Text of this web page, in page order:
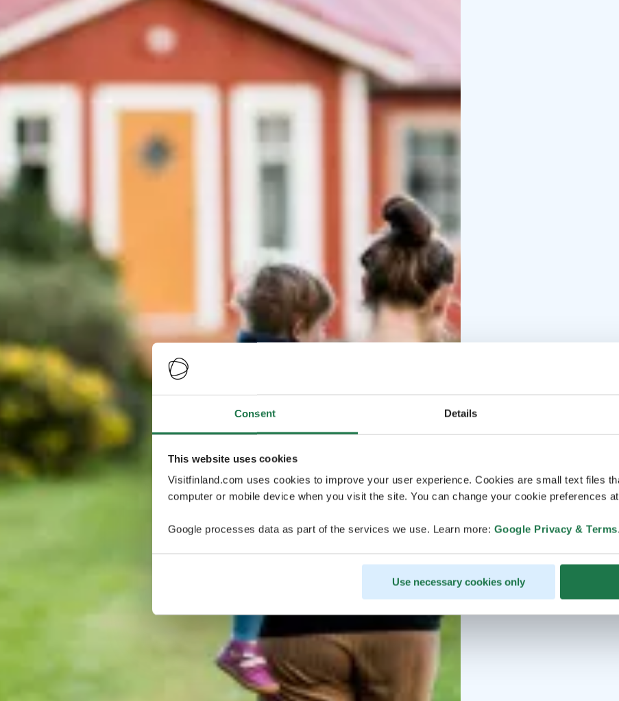
Consent Details
This website uses cookies
Visitfinland.com uses cookies to improve your user experience. Cookies are small text files
computer or mobile device when you visit the site. You can change your cookie preferences
Google processes data as part of the services we use. Learn more: Google Privacy & Terms.
Use necessary cookies only